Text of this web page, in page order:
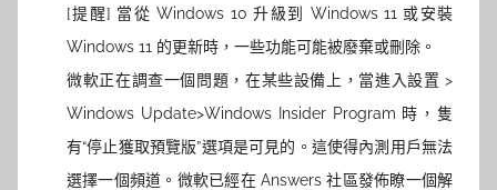
[提醒] 當從Windows 10 升級到 Windows 11 或安裝
Windows 11 的更新時，一些功能可能被廢棄或刪除。
微軟正在調查一個問題，在某些設備上，當進入設置 >
Windows Update>Windows Insider Program 時，隻
有“停止獲取預覽版”選項是可見的。這使得內測用戶無法
選擇一個頻道。微軟已經在 Answers 社區發佈瞭一個解